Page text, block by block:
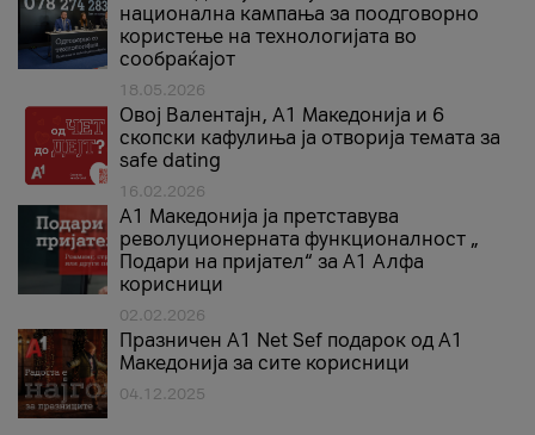
национална кампања за поодговорно
користење на технологијата во
сообраќајот
18.05.2026
Овој Валентајн, A1 Македонија и 6
скопски кафулиња ја отворија темата за
safe dating
16.02.2026
А1 Македонија ја претставува
револуционерната функционалност „
Подари на пријател“ за А1 Алфа
корисници
02.02.2026
Празничен A1 Net Sеf подарок од А1
Македонија за сите корисници
04.12.2025